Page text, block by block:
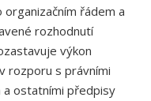
řádem a
rozhodnutí
výkon
rozporu s právními
a ostatními předpisy